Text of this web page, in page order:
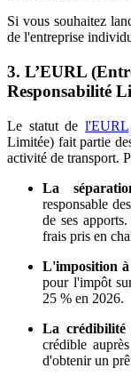
Si vous souhaitez
de l'entreprise
3. L’EURL
Responsabilité
Le statut del'EURL
Limitée) fait partie
activité de transport.
La
responsable
de ses
frais pris en
L'imposition
pour l'impôt
25 % en 2026.
La crédibilité
crédible
d'obtenir un